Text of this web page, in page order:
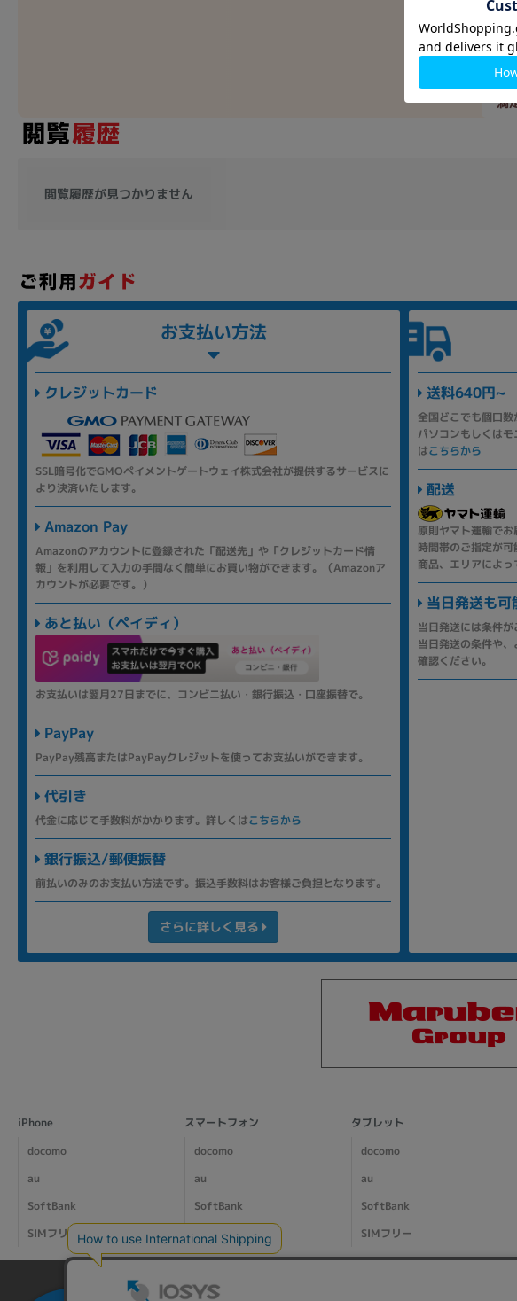
満
閲覧履歴が見つかりません
お支払い方法
クレジットカード
SSL暗号化でGMOペイメントゲートウェイ株式会社が提供するサービスに
より決済いたします。
Amazon Pay
Amazonのアカウントに登録された「配送先」や「クレジットカード情
報」を利用して入力の手間なく簡単にお買い物ができます。（Amazonア
カウントが必要です。）
あと払い（ペイディ）
お支払いは翌月27日までに、コンビニ払い・銀行振込・口座振替で。
PayPay
PayPay残高またはPayPayクレジットを使ってお支払いができます。
代引き
代金に応じて手数料がかかります。詳しくはこちらから
銀行振込/郵便振替
前払いのみのお支払い方法です。振込手数料はお客様ご負担となります。
さらに詳しく見る
送料640円~
全国どこでも個口
パソコンもしくは
はこちらから
配送
原則ヤマト運輸でお
時間帯のご指定が
商品、エリアによっ
当日発送も可
当日発送には条件が
当日発送の条件や
確認ください。
iPhone
docomo
au
SoftBank
SIMフリー
スマートフォン
docomo
au
SoftBank
SIMフリー
タブレット
docomo
au
SoftBank
SIMフリー